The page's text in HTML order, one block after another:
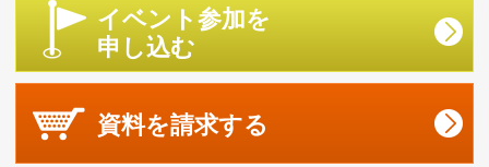
イベント参加を
申し込む
資料を請求する